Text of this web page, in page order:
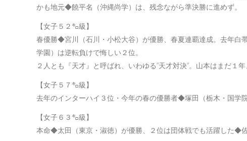
かも地元◆饒平名（沖縄尚学）は、残念ながら準決勝に進めず。
【女子５２㌔級】
春優勝◆宮川（石川・小松大谷）が優勝、春夏連覇達成。去年
学園）は逆転負けで悔しい２位。
２人とも『天才』と呼ばれ、いわゆる”天才対決”。山本はまだ１
【女子５７㌔級】
去年のインターハイ３位・今年の春の優勝者◆塚田（栃木・国学
【女子６３㌔級】
本命◆太田（東京・淑徳）が優勝、２位は団体戦でも活躍した◆佐